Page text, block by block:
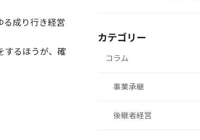
る成り行き経営
するほうが、確
カテゴリー
コラム
事業承継
後継者経営